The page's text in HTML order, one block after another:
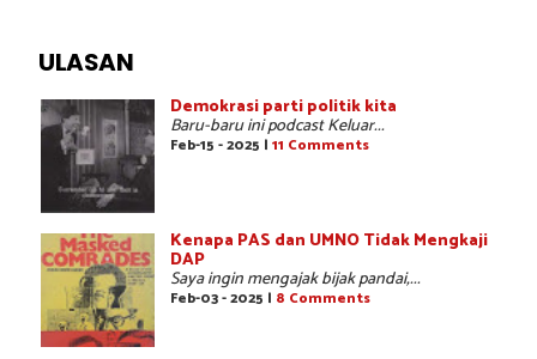
ULASAN
Demokrasi parti politik kita
Baru-baru ini podcast Keluar...
Feb-15 - 2025 | 11 Comments
Kenapa PAS dan UMNO Tidak Mengkaji
DAP
Saya ingin mengajak bijak pandai,...
Feb-03 - 2025 | 8 Comments